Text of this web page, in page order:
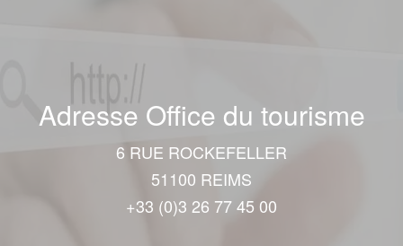
Adresse Office du tourisme
6 RUE ROCKEFELLER
51100 REIMS
+33 (0)3 26 77 45 00